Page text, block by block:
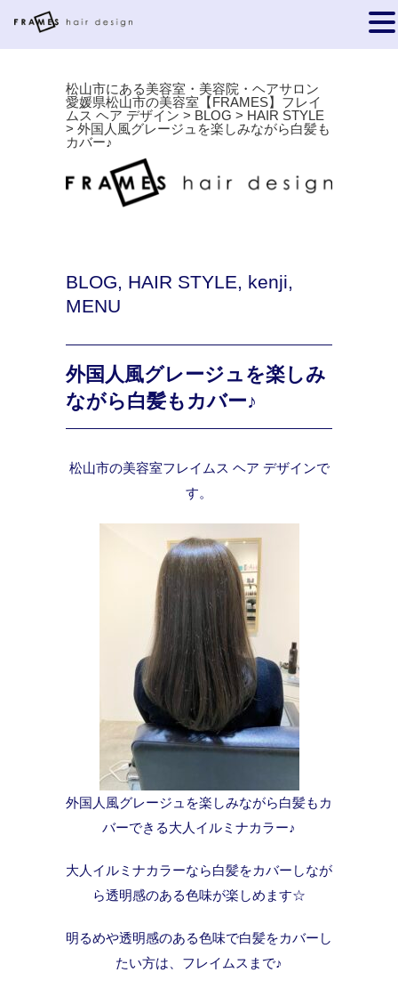
松山市にある美容室・美容院・ヘアサロン
愛媛県松山市の美容室【FRAMES】フレイ
ムス ヘア デザイン > BLOG > HAIR STYLE
> 外国人風グレージュを楽しみながら白髪も
カバー♪
BLOG, HAIR STYLE, kenji,
MENU
外国人風グレージュを楽しみ
ながら白髪もカバー♪
松山市の美容室フレイムス ヘア デザインで
す。
外国人風グレージュを楽しみながら白髪もカ
バーできる大人イルミナカラー♪
大人イルミナカラーなら白髪をカバーしなが
ら透明感のある色味が楽しめます☆
明るめや透明感のある色味で白髪をカバーし
たい方は、フレイムスまで♪